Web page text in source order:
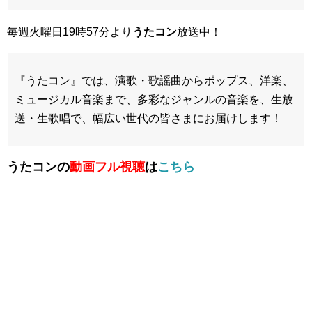
毎週火曜日19時57分より うたコン放送中！
『うたコン』では、演歌・歌謡曲からポップス、洋楽、
ミュージカル音楽まで、多彩なジャンルの音楽を、生放
送・生歌唱で、幅広い世代の皆さまにお届けします！
うたコンの動画フル視聴はこちら